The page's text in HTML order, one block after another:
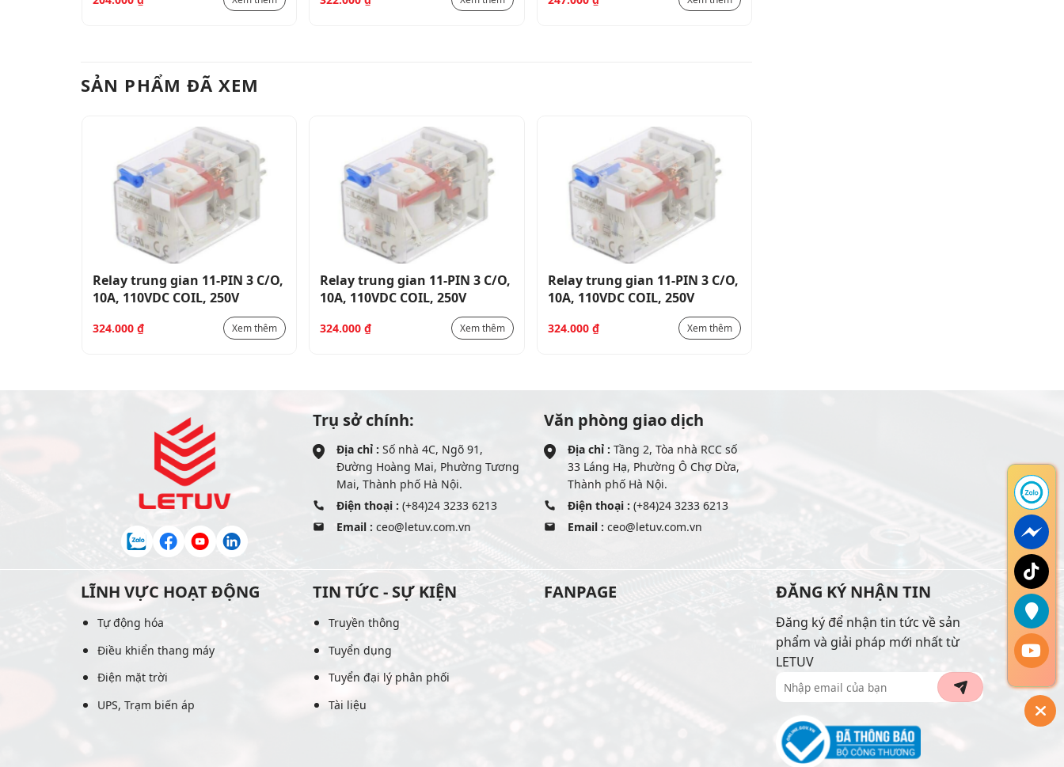
SẢN PHẨM ĐÃ XEM
Relay trung gian 11-PIN 3 C/O,
10A, 110VDC COIL, 250V
324.000 ₫ Xem thêm
Relay trung gian 11-PIN 3 C/O,
10A, 110VDC COIL, 250V
324.000 ₫ Xem thêm
Relay trung gian 11-PIN 3 C/O,
10A, 110VDC COIL, 250V
324.000 ₫ Xem thêm
Trụ sở chính:
Địa chỉ : Số nhà 4C, Ngõ 91,
Đường Hoàng Mai, Phường Tương
Mai, Thành phố Hà Nội.
Điện thoại : (+84)24 3233 6213
Email : ceo@letuv.com.vn
Văn phòng giao dịch
Địa chỉ : Tầng 2, Tòa nhà RCC số
33 Láng Hạ, Phường Ô Chợ Dừa,
Thành phố Hà Nội.
Điện thoại : (+84)24 3233 6213
Email : ceo@letuv.com.vn
LĨNH VỰC HOẠT ĐỘNG
Tự động hóa
Điều khiển thang máy
Điện mặt trời
UPS, Trạm biến áp
TIN TỨC - SỰ KIỆN
Truyền thông
Tuyển dụng
Tuyển đại lý phân phối
Tài liệu
FANPAGE ĐĂNG KÝ NHẬN TIN
Đăng ký để nhận tin tức về sản
phẩm và giải pháp mới nhất từ
LETUV